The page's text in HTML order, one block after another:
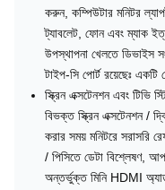
করুন, কম্পিউটার মনিটর
ট্যাবলেট, ফোন এবং ম্যাক
উপস্থাপনা খেলতে ডিভাইস
টাইপ-সি পোর্ট রয়েছেঃ একটি
স্ক্রিন এক্সটেনশন এবং টিভি
বিভক্ত স্ক্রিন এক্সটেনশন /
করার সময় মনিটরে সরাসরি
/ পিসিতে ডেটা বিশ্লেষণ,
অন্তর্ভুক্ত মিনি HDMI